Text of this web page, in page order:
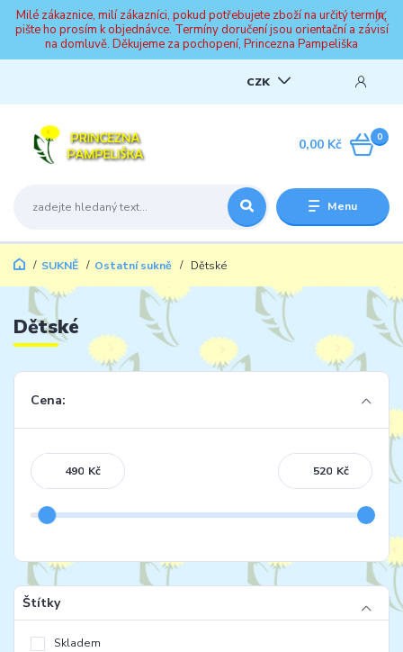
Milé zákaznice, milí zákazníci, pokud potřebujete zboží na určitý termín,
pište ho prosím k objednávce. Termíny doručení jsou orientační a závisí
na domluvě. Děkujeme za pochopení, Princezna Pampeliška
Menu
CZK
0
0,00 Kč
SUKNĚ Ostatní sukně Dětské
Dětské
Cena:
Kč Kč
Štítky
Skladem